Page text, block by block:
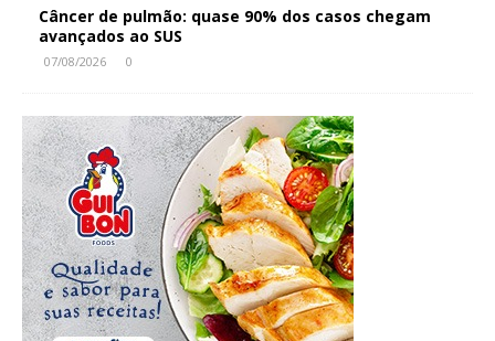
Câncer de pulmão: quase 90% dos casos chegam
avançados ao SUS
07/08/2026 0